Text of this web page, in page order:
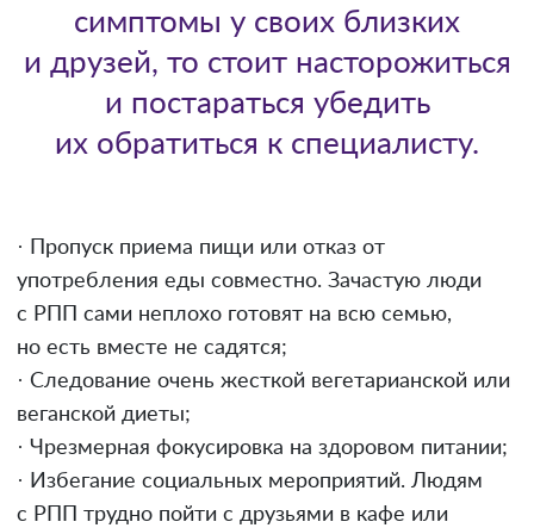
симптомы у своих близких
и друзей, то стоит насторожиться
и постараться убедить
их обратиться к специалисту.
· Пропуск приема пищи или отказ от
употребления еды совместно. Зачастую люди
с РПП сами неплохо готовят на всю семью,
но есть вместе не садятся;
· Следование очень жесткой вегетарианской или
веганской диеты;
· Чрезмерная фокусировка на здоровом питании;
· Избегание социальных мероприятий. Людям
с РПП трудно пойти с друзьями в кафе или